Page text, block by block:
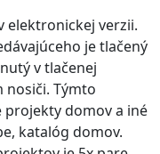
verzii.
je tlačený
v tlačenej
nosiči. Týmto
domov a iné
katalóg domov.